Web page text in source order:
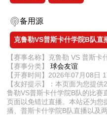
备用源
克鲁勒VS普斯卡什学院B队直
【赛事名称】克鲁勒 VS 普斯卡
【赛事分类】 球会友谊
【开赛时间】2026年07月08日
【友好提示】：本页面为您提
鲁勒VS普斯卡什学院B队的比赛
页面以免错过直播。本站还为您
播、普斯卡什学院B队直播以及